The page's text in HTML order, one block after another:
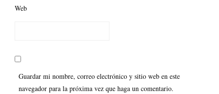
Web
Guardar mi nombre, correo electrónico y sitio web en este
navegador para la próxima vez que haga un comentario.